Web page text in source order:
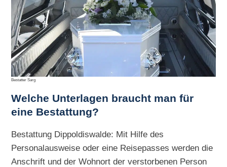
Bestatter Sarg
Welche Unterlagen braucht man für
eine Bestattung?
Bestattung Dippoldiswalde: Mit Hilfe des
Personalausweise oder eine Reisepasses werden die
Anschrift und der Wohnort der verstorbenen Person